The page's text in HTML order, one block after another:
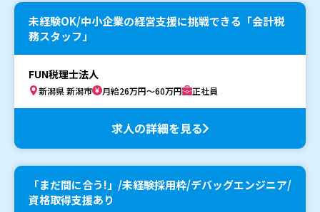
未経験OK/中小企業の経営支援に挑戦できる「会計税
務スタッフ」
FUN税理士法人
新潟県 新潟市 月給26万円～60万円 正社員
求人の詳細を見る
「まだ間に合う!」/未経験採用枠/デバッグエンジニア/
資格取得支援あり